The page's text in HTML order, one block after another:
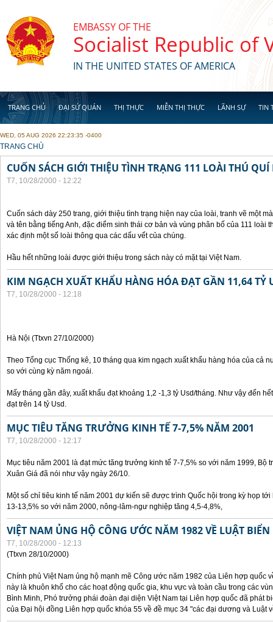
EMBASSY OF THE
Socialist Republic of
IN THE UNITED STATES OF AMERICA
TRANG CHỦ ĐẠI SỨ QUÁN THỊ THỰC MIỄN THỊ THỰC LÃNH SỰ TIN
WED, 05 AUG 2026 22:23:35 -0400
YOU ARE HERE
TRANG CHỦ
CUỐN SÁCH GIỚI THIỆU TÌNH TRẠNG 111 LOÀI THÚ QUÍ
T7, 10/28/2000 - 12:22
Cuốn sách dày 250 trang, giới thiệu tình trạng hiện nay của loài, tranh vẽ một
và tên bằng tiếng Anh, đặc điểm sinh thái cơ bản và vùng phân bố của 111 loài
xác định một số loài thông qua các dấu vết của chúng.
Hầu hết những loài được giới thiệu trong sách này có mặt tại Việt Nam.
KIM NGẠCH XUẤT KHẨU HÀNG HÓA ĐẠT GẦN 11,64 TỶ
T7, 10/28/2000 - 12:18
Hà Nội (Ttxvn 27/10/2000)
Theo Tổng cục Thống kê, 10 tháng qua kim ngạch xuất khẩu hàng hóa của cả
so với cùng kỳ năm ngoái.
Mấy tháng gần đây, xuất khẩu đạt khoảng 1,2 -1,3 tỷ Usd/tháng. Như vậy đến
đạt trên 14 tỷ Usd.
MỤC TIÊU TĂNG TRƯỞNG KINH TẾ 7-7,5% NĂM 2001
T7, 10/28/2000 - 12:17
Mục tiêu năm 2001 là đạt mức tăng trưởng kinh tế 7-7,5% so với năm 1999, Bộ
Xuân Giá đã nói như vậy ngày 26/10.
Một số chỉ tiêu kinh tế năm 2001 dự kiến sẽ được trình Quốc hội trong kỳ họp
13-13,5% so với năm 2000, nông-lâm-ngư nghiệp tăng 4,5-4,8%,
VIỆT NAM ỦNG HỘ CÔNG ƯỚC NĂM 1982 VỀ LUẬT BIỂN
T7, 10/28/2000 - 12:13
(Ttxvn 28/10/2000)
Chính phủ Việt Nam ủng hộ mạnh mẽ Công ước năm 1982 của Liên hợp quốc
này là khuôn khổ cho các hoạt động quốc gia, khu vực và toàn cầu trong các
Bình Minh, Phó trưởng phái đoàn đại diện Việt Nam tại Liên hợp quốc đã phát
của Đại hội đồng Liên hợp quốc khóa 55 về đề mục 34 "các đại dương và Luật